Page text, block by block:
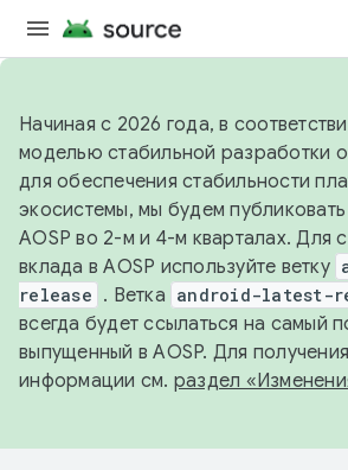
Начиная с 2026 года, в
моделью стабильной разработки
для обеспечения стабильности
экосистемы, мы будем
AOSP во 2-м и 4-м кварталах. Для
вклада в AOSP используйте ветку
release . Ветка android-latest-
всегда будет ссылаться на самый
выпущенный в AOSP. Для
информации см. раздел